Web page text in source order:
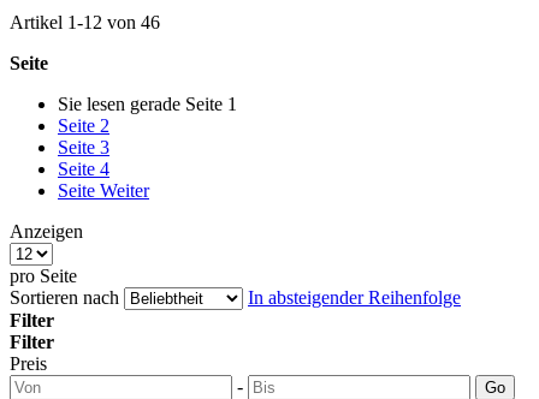
Artikel 1-12 von 46
Seite
Sie lesen gerade Seite 1
Seite 2
Seite 3
Seite 4
Seite Weiter
Anzeigen
pro Seite
Sortieren nach
In absteigender Reihenfolge
Filter
Filter
Preis
-
Go